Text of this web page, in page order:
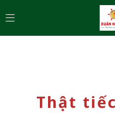
Thật